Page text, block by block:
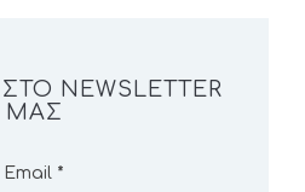
NEWSLETTER
ΜΑΣ
Email *